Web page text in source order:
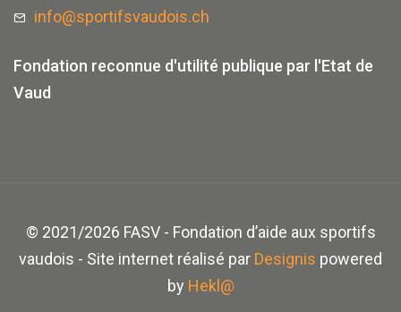
info@sportifsvaudois.ch
Fondation reconnue d'utilité publique par l'Etat de
Vaud
© 2021/2026 FASV - Fondation d’aide aux sportifs
vaudois - Site internet réalisé par Designis powered
by Hekl@